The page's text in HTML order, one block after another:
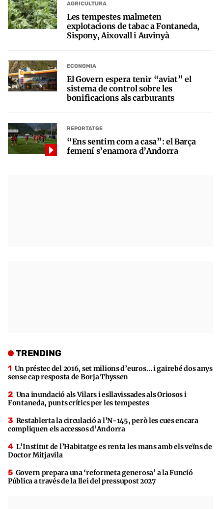
AGRICULTURA
Les tempestes malmeten
explotacions de tabac a Fontaneda,
Sispony, Aixovall i Auvinyà
ECONOMIA
El Govern espera tenir “aviat” el
sistema de control sobre les
bonificacions als carburants
REPORTATGE
“Ens sentim com a casa”: el Barça
femení s’enamora d’Andorra
TRENDING
Un préstec del 2016, set milions d’euros… i gairebé dos anys
sense cap resposta de Borja Thyssen
Una inundació als Vilars i esllavissades als Oriosos i
Fontaneda, punts crítics per les tempestes
Restablerta la circulació a l’N-145, però les cues encara
compliquen els accessos d’Andorra
L’Institut de l’Habitatge es renta les mans amb els veïns de
Doctor Mitjavila
Govern prepara una ‘reformeta generosa’ a la Funció
Pública a través de la llei del pressupost 2027